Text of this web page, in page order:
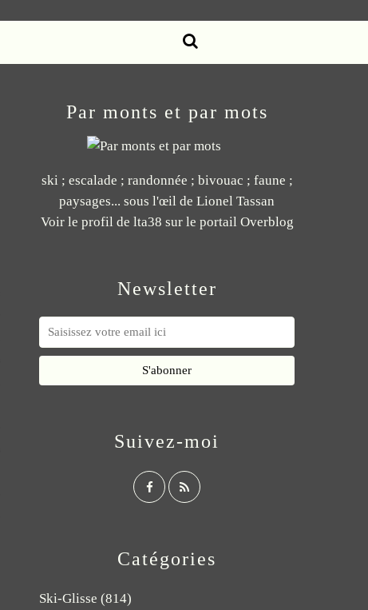
Newsletter
Catégories
Ski-Glisse (814)
Par monts et par mots
ski ; escalade ; randonnée ; bivouac ; faune ;
paysages... sous l'œil de Lionel Tassan
Voir le profil de lta38 sur le portail Overblog
Suivez-moi